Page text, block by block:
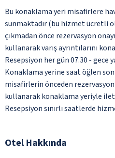
Bu konaklama yeri misafirlere
sunmaktadır (bu hizmet ücretli
çıkmadan önce rezervasyon
kullanarak varış ayrıntılarını
Resepsiyon her gün 07.30 - gece
Konaklama yerine saat öğlen
misafirlerin önceden
kullanarak konaklama yeriyle
Resepsiyon sınırlı saatlerde
Otel Hakkında